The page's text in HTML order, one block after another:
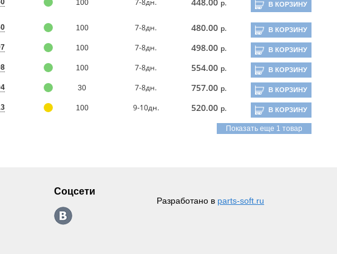
100 7-8дн. р. В КОРЗИНУ
100 7-8дн. 480.00 р. В КОРЗИНУ
100 7-8дн. 498.00 р. В КОРЗИНУ
100 7-8дн. 554.00 р. В КОРЗИНУ
30 7-8дн. 757.00 р. В КОРЗИНУ
100 9-10дн. 520.00 р. В КОРЗИНУ
Показать еще 1 товар
Соцсети
Разработано в parts-soft.ru